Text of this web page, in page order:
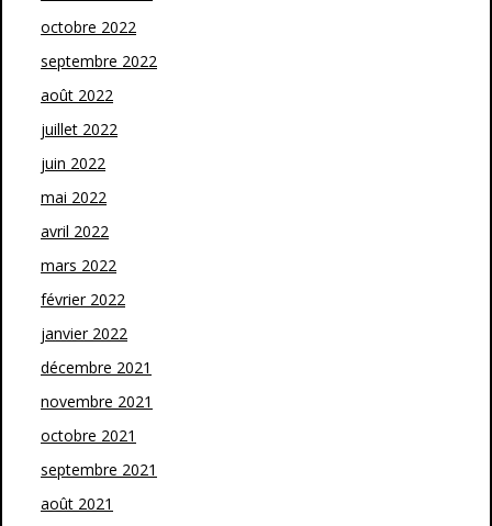
octobre 2022
septembre 2022
août 2022
juillet 2022
juin 2022
mai 2022
avril 2022
mars 2022
février 2022
janvier 2022
décembre 2021
novembre 2021
octobre 2021
septembre 2021
août 2021